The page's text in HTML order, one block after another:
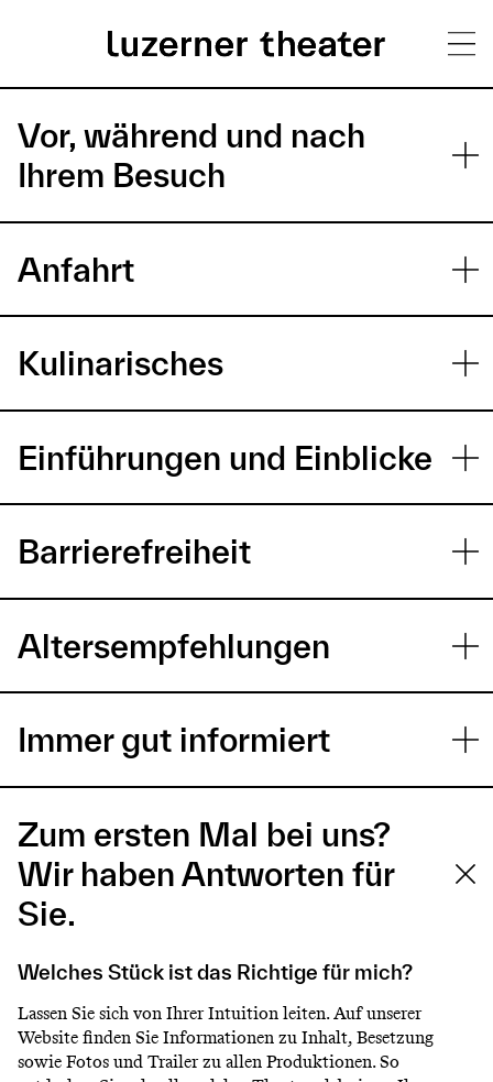
zum
Inhalt
H
a
p
t
m
e
n
ü
Vor, während und nach
Ihrem Besuch
Anfahrt
Kulinarisches
Einführungen und Einblicke
Barrierefreiheit
Altersempfehlungen
Immer gut informiert
Zum ersten Mal bei uns?
Wir haben Antworten für
Sie.
Welches Stück ist das Richtige für mich?
Lassen Sie sich von Ihrer Intuition leiten. Auf unserer
Website finden Sie Informationen zu Inhalt, Besetzung
sowie Fotos und Trailer zu allen Produktionen. So